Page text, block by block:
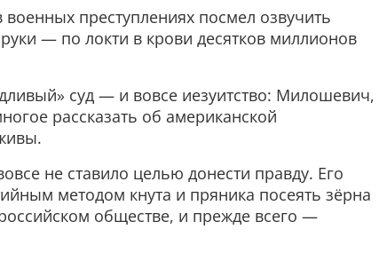
преступлениях посмел озвучить
— по локти в крови десятков миллионов
суд — и вовсе иезуитство: Милошевич,
рассказать об американской
не ставило целью донести правду. Его
методом кнута и пряника посеять зёрна
обществе, и прежде всего —